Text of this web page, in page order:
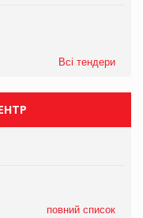
Всі тендери
повний список